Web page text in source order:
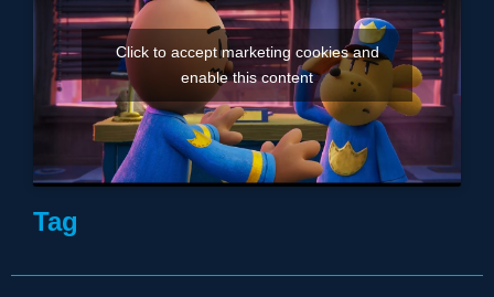
Click to accept marketing cookies and
enable this content
Tag